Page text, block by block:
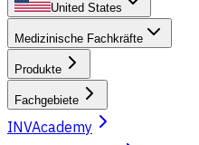
United States
Medizinische Fachkräfte
Produkte
Fachgebiete
INVAcademy